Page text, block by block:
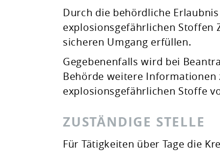
Durch die behördliche
explosionsgefährlichen Stoffen
sicheren Umgang erfüllen.
Gegebenenfalls wird bei
Behörde weitere
explosionsgefährlichen Stoffe
ZUSTÄNDIGE STELLE
Für Tätigkeiten über Tage die